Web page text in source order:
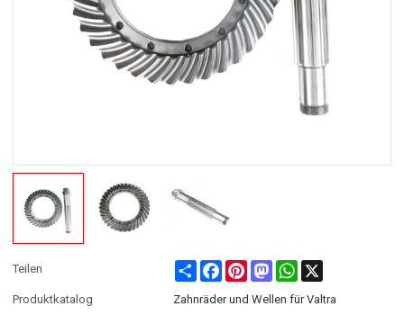
Teilen Share FacebookPinterestMastodonWhatsApp
Produktkatalog
Zahnräder und Wellen für Valtra